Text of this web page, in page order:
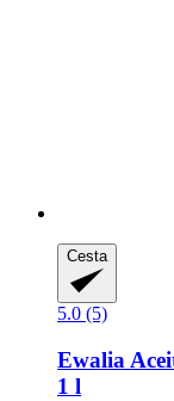
Cesta
5.0 (5)
Ewalia
1 l